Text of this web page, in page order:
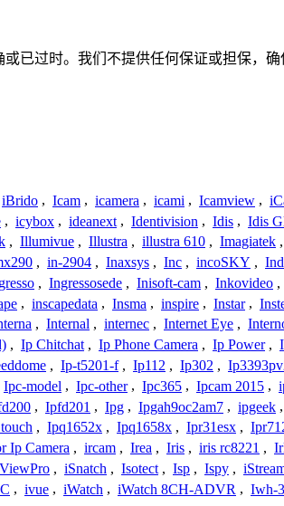
已过时。我们不提供任何保证或担保，
iBrido , Icam , icamera , icami , Icamview ,
, icybox , ideanext , Identivision , Idis , Idis
, Illumivue , Illustra , illustra 610 , Imagiatek ,
, in-2904 , Inaxsys , Inc , incoSKY ,
, Ingressosede , Inisoft-cam , Inkovideo ,
, inscapedata , Insma , inspire , Instar ,
, Internal , internec , Internet Eye ,
, Ip Chitchat , Ip Phone Camera , Ip Power ,
, Ip-t5201-f , Ip112 , Ip302 ,
Ipc-model , Ipc-other , Ipc365 , Ipcam 2015 ,
, Ipfd201 , Ipg , Ipgah9oc2am7 , ipgeek ,
, Ipq1652x , Ipq1658x , Ipr31esx ,
Ip Camera , ircam , Irea , Iris , iris rc8221 ,
, iSnatch , Isotect , Isp , Ispy ,
, ivue , iWatch , iWatch 8CH-ADVR , Iwh-